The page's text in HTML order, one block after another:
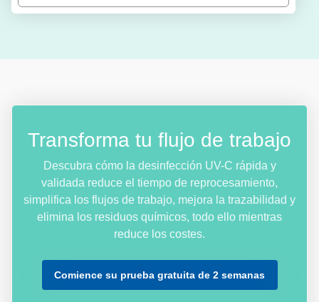
Transforma tu flujo de trabajo
Descubra cómo la desinfección UV-C rápida y
validada reduce el tiempo de reprocesamiento,
simplifica los flujos de trabajo, mejora la trazabilidad y
elimina los residuos químicos, todo ello mientras
reduce los costes.
Comience su prueba gratuita de 2 semanas